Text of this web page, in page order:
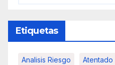
Etiquetas
Analisis Riesgo Atentado